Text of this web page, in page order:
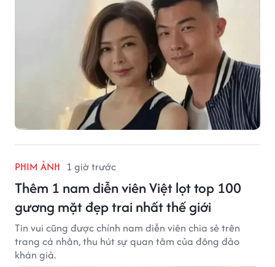
PHIM ẢNH 1 giờ trước
Thêm 1 nam diễn viên Việt lọt top 100
gương mặt đẹp trai nhất thế giới
Tin vui cũng được chính nam diễn viên chia sẻ trên
trang cá nhân, thu hút sự quan tâm của đông đảo
khán giả.